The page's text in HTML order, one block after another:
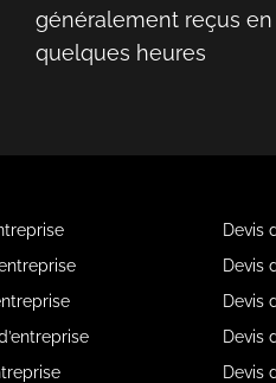
généralement reçus en
quelques heures
Devis
Devis
Devis
Devis
Devis